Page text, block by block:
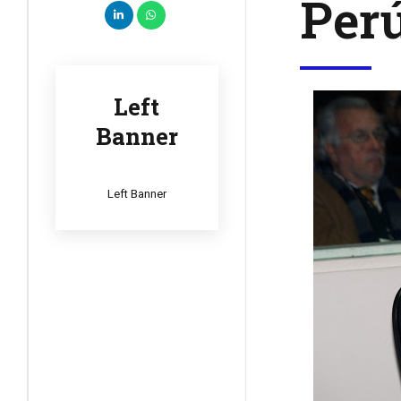
Left
Banner
Left Banner